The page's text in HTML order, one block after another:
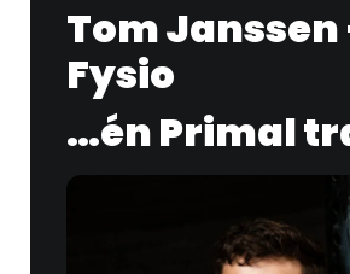
Tom Janssen
Fysio
…én Primal